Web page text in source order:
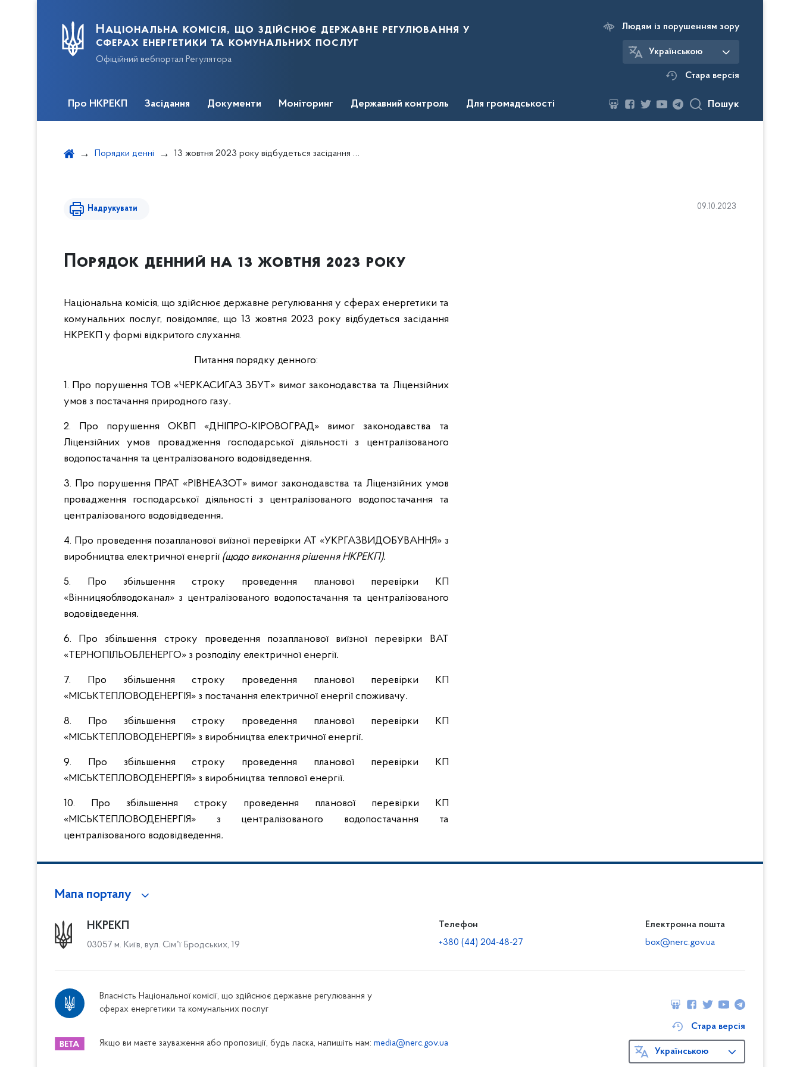
Національна комісія, що здійснює державне регулювання у
сферах енергетики та комунальних послуг
Офіційний вебпортал Регулятора
Людям із порушенням зору
Українською
Стара версія
Про НКРЕКП Засідання Документи Моніторинг Державний контроль Для громадськості Пошук
Порядки денні 13 жовтня 2023 року відбудеться засідання НКРЕКП
Надрукувати 09.10.2023
Порядок денний на 13 жовтня 2023 року
Національна комісія, що здійснює державне регулювання у сферах енергетики та
комунальних послуг, повідомляє, що 13 жовтня 2023 року відбудеться засідання
НКРЕКП у формі відкритого слухання.
Питання порядку денного:
1. Про порушення ТОВ «ЧЕРКАСИГАЗ ЗБУТ» вимог законодавства та Ліцензійних
умов з постачання природного газу.
2. Про порушення ОКВП «ДНІПРО-КІРОВОГРАД» вимог законодавства та
Ліцензійних умов провадження господарської діяльності з централізованого
водопостачання та централізованого водовідведення.
3. Про порушення ПРАТ «РІВНЕАЗОТ» вимог законодавства та Ліцензійних умов
провадження господарської діяльності з централізованого водопостачання та
централізованого водовідведення.
4. Про проведення позапланової виїзної перевірки АТ «УКРГАЗВИДОБУВАННЯ» з
виробництва електричної енергії (щодо виконання рішення НКРЕКП).
5. Про збільшення строку проведення планової перевірки КП
«Вінницяоблводоканал» з централізованого водопостачання та централізованого
водовідведення.
6. Про збільшення строку проведення позапланової виїзної перевірки ВАТ
«ТЕРНОПІЛЬОБЛЕНЕРГО» з розподілу електричної енергії.
7. Про збільшення строку проведення планової перевірки КП
«МІСЬКТЕПЛОВОДЕНЕРГІЯ» з постачання електричної енергії споживачу.
8. Про збільшення строку проведення планової перевірки КП
«МІСЬКТЕПЛОВОДЕНЕРГІЯ» з виробництва електричної енергії.
9. Про збільшення строку проведення планової перевірки КП
«МІСЬКТЕПЛОВОДЕНЕРГІЯ» з виробництва теплової енергії.
10. Про збільшення строку проведення планової перевірки КП
«МІСЬКТЕПЛОВОДЕНЕРГІЯ» з централізованого водопостачання та
централізованого водовідведення.
Мапа порталу
НКРЕКП
03057 м. Київ, вул. Сімʼї Бродських, 19
Телефон
+380 (44) 204-48-27
Електронна пошта
box@nerc.gov.ua
Власність Національної комісії, що здійснює державне регулювання у
сферах енергетики та комунальних послуг
Стара версія
Українською
Якщо ви маєте зауваження або пропозиції, будь ласка, напишіть нам: media@nerc.gov.ua